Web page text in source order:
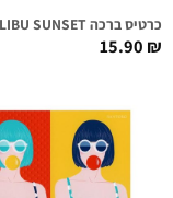
כרטיס ברכה FIRST CLASS LOUNGE – MALIBU SUNSET
15.90₪